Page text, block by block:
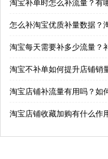
淘宝补单时怎么补流量？有
怎么补淘宝优质补量数据？
淘宝每天需要补多少流量？
淘宝不补单如何提升店铺销
淘宝店铺补流量有用吗？如
淘宝店铺收藏加购有什么作